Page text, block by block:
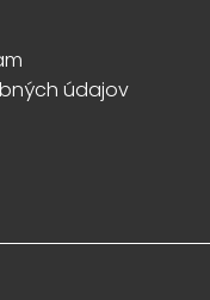
údajov